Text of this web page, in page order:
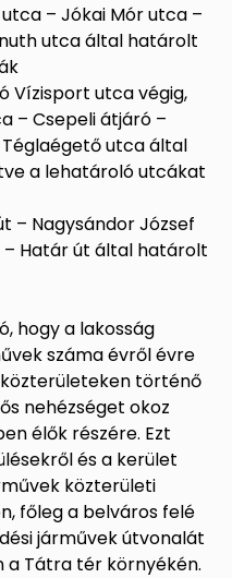
– Jókai Mór utca –
utca által határolt
Vízisport utca végig,
– Csepeli átjáró –
utca által
a lehatároló utcákat
– Nagysándor József
Határ út által határolt
hogy a lakosság
száma évről évre
történő
nehézséget okoz
élők részére. Ezt
és a kerület
közterületi
főleg a belváros felé
járművek útvonalát
a Tátra tér környékén.